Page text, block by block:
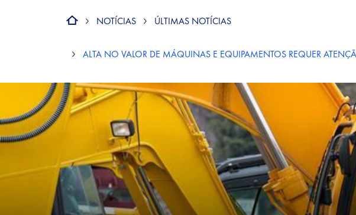
NOTÍCIAS ÚLTIMAS NOTÍCIAS
ALTA NO VALOR DE MÁQUINAS E EQUIPAMENTOS REQUER